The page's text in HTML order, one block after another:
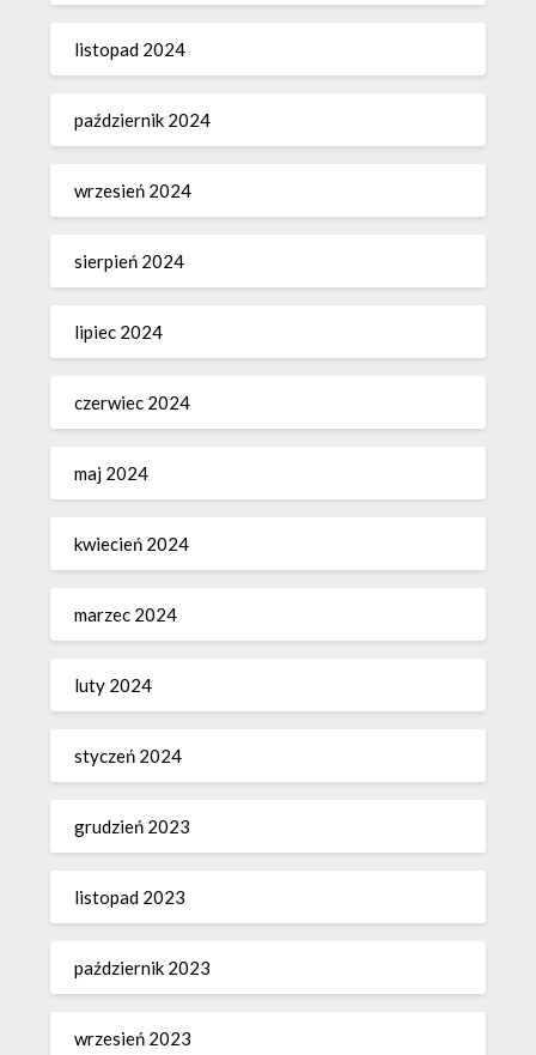
listopad 2024
październik 2024
wrzesień 2024
sierpień 2024
lipiec 2024
czerwiec 2024
maj 2024
kwiecień 2024
marzec 2024
luty 2024
styczeń 2024
grudzień 2023
listopad 2023
październik 2023
wrzesień 2023